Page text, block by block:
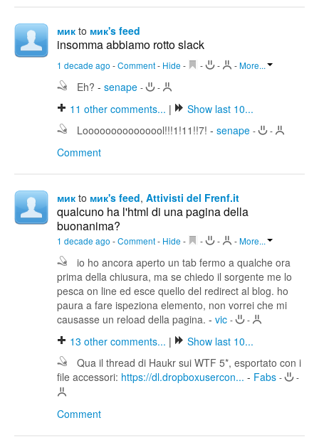
мик to мик's feed
insomma abbiamo rotto slack
1 decade ago -Comment- Hide - - - -More...
Eh? - senape - -
11 other comments... |
Show last 10...
Looooooooooooool!!!1!11!!7! - senape - -
Comment
мик to мик's feed, Attivisti del Frenf.it
qualcuno ha l'html di una pagina della
buonanima?
1 decade ago -Comment- Hide - - - -More...
io ho ancora aperto un tab fermo a qualche ora
prima della chiusura, ma se chiedo il sorgente me lo
pesca on line ed esce quello del redirect al blog. ho
paura a fare ispeziona elemento, non vorrei che mi
causasse un reload della pagina. - vic - -
13 other comments... |
Show last 10...
Qua il thread di Haukr sui WTF 5*, esportato con i
file accessori: https://dl.dropboxusercon... - Fabs - -
Comment